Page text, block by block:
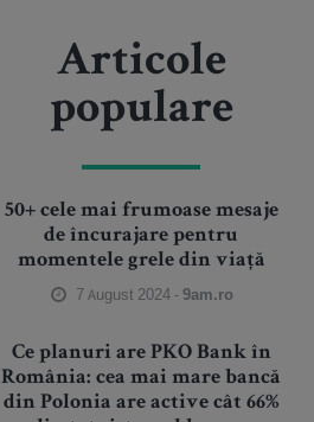
Articole
populare
50+ cele mai frumoase mesaje
de încurajare pentru
momentele grele din viață
7 August 2024 -9am.ro
Ce planuri are PKO Bank în
România: cea mai mare bancă
din Polonia are active cât 66%